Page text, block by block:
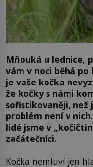
Mňouká u lednice,
vám v noci běhá po
je vaše kočka
že kočky s námi
sofistikovaněji, než
problém není v
lidé jsme v
začátečníci.
Kočka nemluví jen